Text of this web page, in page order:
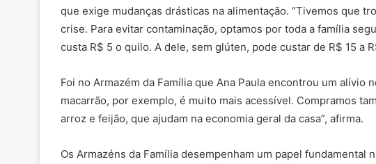
que exige mudanças drásticas na alimentação. “Tivemos que
crise. Para evitar contaminação, optamos por toda a família
custa R$ 5 o quilo. A dele, sem glúten, pode custar de R$ 15 a
Foi no Armazém da Família que Ana Paula encontrou um
macarrão, por exemplo, é muito mais acessível. Compramos
arroz e feijão, que ajudam na economia geral da casa”, afirma.
Os Armazéns da Família desempenham um papel